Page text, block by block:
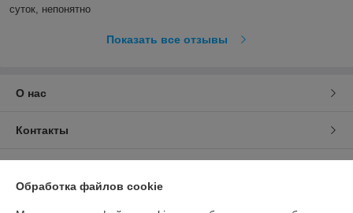
суток, непонятно
Показать все отзывы
О нас
Контакты
Обработка файлов cookie